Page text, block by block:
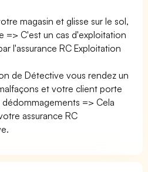
magasin et glisse sur le sol,
=> C'est un cas d'exploitation
l'assurance RC Exploitation
de Détective vous rendez un
et votre client porte
=> Cela
assurance RC